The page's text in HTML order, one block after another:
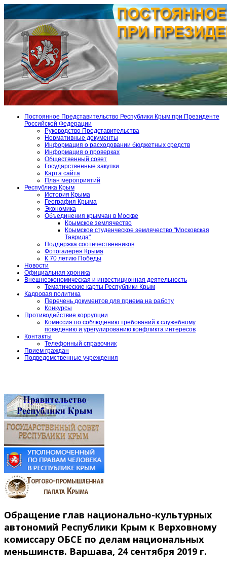
Постоянное Представительство Республики Крым при Президенте
Российской Федерации
Руководство Представительства
Нормативные документы
Информация о расходовании бюджетных средств
Информация о проверках
Общественный совет
Государственные закупки
Карта сайта
План мероприятий
Республика Крым
История Крыма
География Крыма
Экономика
Объединения крымчан в Москве
Крымское землячество
Крымское студенческое землячество "Московская
Таврида"
Поддержка соотечественников
Фотогалерея Крыма
К 70 летию Победы
Новости
Официальная хроника
Внешнеэкономическая и инвестиционная деятельность
Тематические карты Республики Крым
Кадровая политика
Перечень документов для приема на работу
Конкурсы
Противодействие коррупции
Комиссия по соблюдению требований к служебному
поведению и урегулированию конфликта интересов
Контакты
Телефонный справочник
Прием граждан
Подведомственные учреждения
Обращение глав национально-культурных
автономий Республики Крым к Верховному
комиссару ОБСЕ по делам национальных
меньшинств. Варшава, 24 сентября 2019 г.